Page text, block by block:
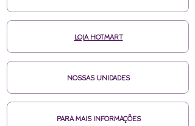
LOJA HOTMART
NOSSAS UNIDADES
PARA MAIS INFORMAÇÕES